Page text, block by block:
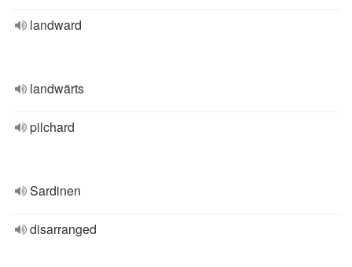
landward
landwärts
pilchard
Sardinen
disarranged